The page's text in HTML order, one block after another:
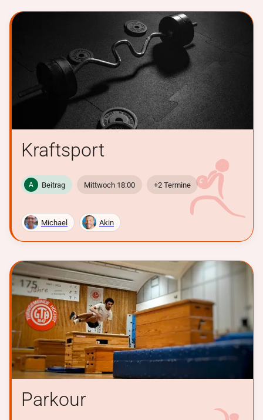
Kraftsport
A Beitrag Mittwoch 18:00 +2 Termine
Michael Akin
Parkour